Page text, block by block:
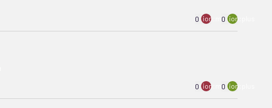
0 ion:minus
0 ion:plus
0 ion:minus
0 ion:plus